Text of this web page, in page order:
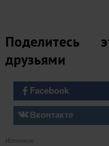
Поделитесь
друзьями
Facebook
Вконтакте
Источник